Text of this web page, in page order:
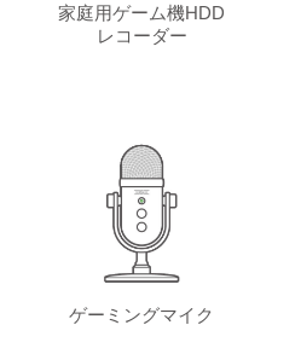
家庭用ゲーム機HDD
レコーダー
ゲーミングマイク